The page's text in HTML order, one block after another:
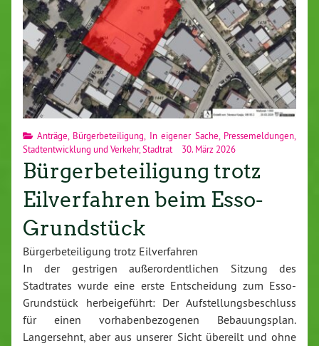
Anträge, Bürgerbeteiligung, In eigener Sache, Pressemeldungen,
Stadtentwicklung und Verkehr,Stadtrat 30. März 2026
Bürgerbeteiligung trotz
Eilverfahren beim Esso-
Grundstück
Bürgerbeteiligung trotz Eilverfahren
In der gestrigen außerordentlichen Sitzung des
Stadtrates wurde eine erste Entscheidung zum Esso-
Grundstück herbeigeführt: Der Aufstellungsbeschluss
für einen vorhabenbezogenen Bebauungsplan.
Langersehnt, aber aus unserer Sicht übereilt und ohne